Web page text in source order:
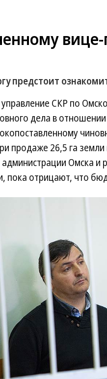
предстоит
СКР по
дела в
продаже 26,5 га
Омска
пока отрицают, что